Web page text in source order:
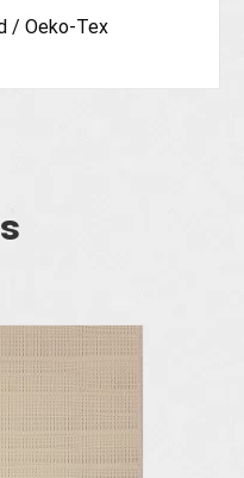
/ Oeko-Tex